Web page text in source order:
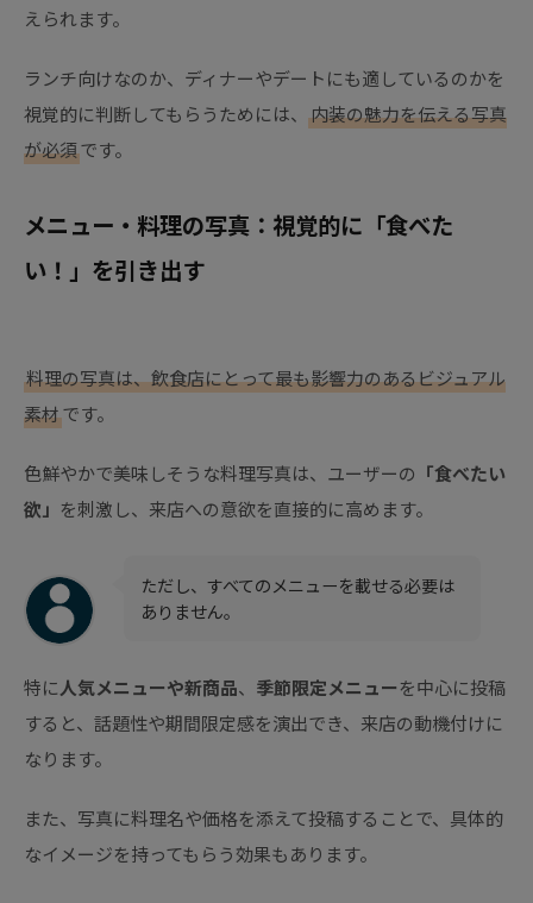
えられます。
ランチ向けなのか、ディナーやデートにも適しているのかを
視覚的に判断してもらうためには、 内装の魅力を伝える写真
が必須です。
メニュー・料理の写真：視覚的に「食べた
い！」を引き出す
料理の写真は、飲食店にとって最も影響力のあるビジュアル
素材です。
色鮮やかで美味しそうな料理写真は、ユーザーの 「食べたい
欲」 を刺激し、来店への意欲を直接的に高めます。
ただし、すべてのメニューを載せる必要は
ありません。
特に人気メニューや新商品、 季節限定メニューを中心に投稿
すると、話題性や期間限定感を演出でき、来店の動機付けに
なります。
また、写真に料理名や価格を添えて投稿することで、具体的
なイメージを持ってもらう効果もあります。